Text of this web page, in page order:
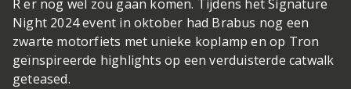
R er nog wel zou gaan komen. Tijdens het Signature
Night 2024 event in oktober had Brabus nog een
zwarte motorfiets met unieke koplamp en op Tron
geïnspireerde highlights op een verduisterde catwalk
geteased.